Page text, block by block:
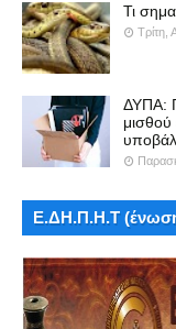
Τι
Τρίτη,
ΔΥΠΑ:
Ε.ΔΗ.Π.Η.Τ